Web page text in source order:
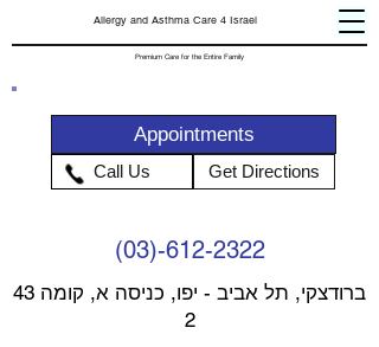
Allergy and Asthma Care 4 Israel
Premium Care for the Entire Family
(03)-612-2322
43 ברודצקי, תל אביב - יפו, כניסה א, קומה
2
Appointments
Call Us Get Directions